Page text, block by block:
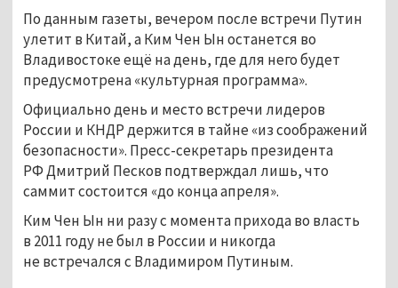
По данным газеты, вечером после встречи Путин
улетит в Китай, а Ким Чен Ын останется во
Владивостоке ещё на день, где для него будет
предусмотрена «культурная программа».
Официально день и место встречи лидеров
России и КНДР держится в тайне «из соображений
безопасности». Пресс-секретарь президента
РФ Дмитрий Песков подтверждал лишь, что
саммит состоится «до конца апреля».
Ким Чен Ын ни разу с момента прихода во власть
в 2011 году не был в России и никогда
не встречался с Владимиром Путиным.